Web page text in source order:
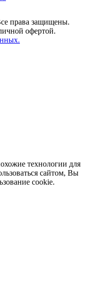
права защищены.
офертой.
технологии для
сайтом, Вы
cookie.